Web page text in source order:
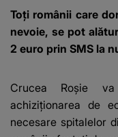
Toţi românii care
nevoie, se pot
2 euro prin SMS la
Crucea Roșie
achiziționarea de
necesare spitalelor